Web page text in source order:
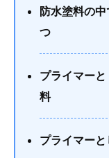
防水塗料の
つ
プライマー
料
プライマー